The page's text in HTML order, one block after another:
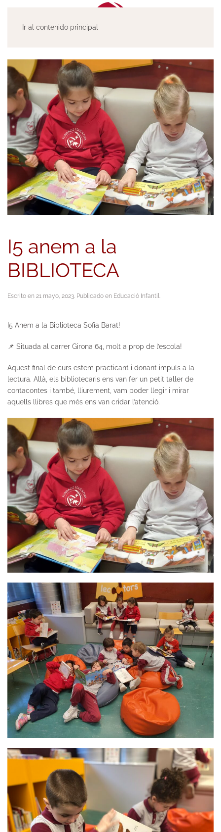
Ir al contenido principal
I5 anem a la
BIBLIOTECA
Escrito en 21 mayo, 2023 . Publicado en Educació Infantil
I5 Anem a la Biblioteca Sofia Barat!
📌 Situada al carrer Girona 64, molt a prop de l’escola!
Aquest final de curs estem practicant i donant impuls a la
lectura. Allà, els bibliotecaris ens van fer un petit taller de
contacontes i també, lliurement, vam poder llegir i mirar
aquells llibres que més ens van cridar l’atenció.